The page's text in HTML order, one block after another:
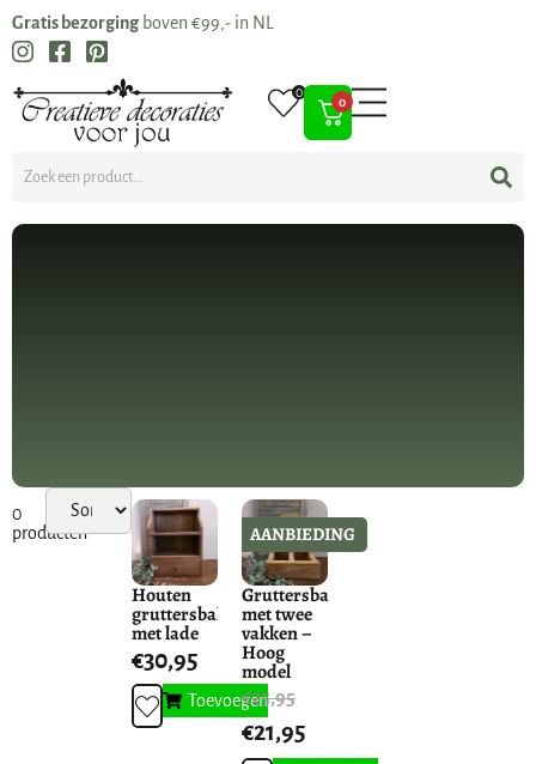
Gratis bezorging boven €99,- in NL
0
0
0
producten
Houten
gruttersbak
met lade
€30,95
Toevoegen
AANBIEDING
Gruttersbak
met twee
vakken –
Hoog
model
€25,95
€21,95